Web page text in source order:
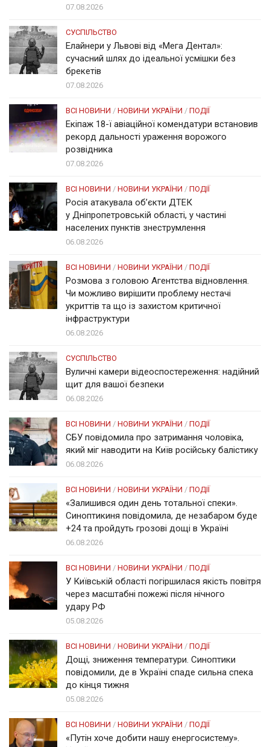
07.08.2026
СУСПІЛЬСТВО
Елайнери у Львові від «Мега Дентал»:
сучасний шлях до ідеальної усмішки без
брекетів
07.08.2026
ВСІ НОВИНИ / НОВИНИ УКРАЇНИ / ПОДІЇ
Екіпаж 18-ї авіаційної комендатури встановив
рекорд дальності ураження ворожого
розвідника
07.08.2026
ВСІ НОВИНИ / НОВИНИ УКРАЇНИ / ПОДІЇ
Росія атакувала об’єкти ДТЕК
у Дніпропетровській області, у частині
населених пунктів знеструмлення
06.08.2026
ВСІ НОВИНИ / НОВИНИ УКРАЇНИ / ПОДІЇ
Розмова з головою Агентства відновлення.
Чи можливо вирішити проблему нестачі
укриттів та що із захистом критичної
інфраструктури
06.08.2026
СУСПІЛЬСТВО
Вуличні камери відеоспостереження: надійний
щит для вашої безпеки
06.08.2026
ВСІ НОВИНИ / НОВИНИ УКРАЇНИ / ПОДІЇ
СБУ повідомила про затримання чоловіка,
який міг наводити на Київ російську балістику
06.08.2026
ВСІ НОВИНИ / НОВИНИ УКРАЇНИ / ПОДІЇ
«Залишився один день тотальної спеки».
Синоптикиня повідомила, де незабаром буде
+24 та пройдуть грозові дощі в Україні
06.08.2026
ВСІ НОВИНИ / НОВИНИ УКРАЇНИ / ПОДІЇ
У Київській області погіршилася якість повітря
через масштабні пожежі після нічного
удару РФ
05.08.2026
ВСІ НОВИНИ / НОВИНИ УКРАЇНИ / ПОДІЇ
Дощі, зниження температури. Синоптики
повідомили, де в Україні спаде сильна спека
до кінця тижня
05.08.2026
ВСІ НОВИНИ / НОВИНИ УКРАЇНИ / ПОДІЇ
«Путін хоче добити нашу енергосистему».